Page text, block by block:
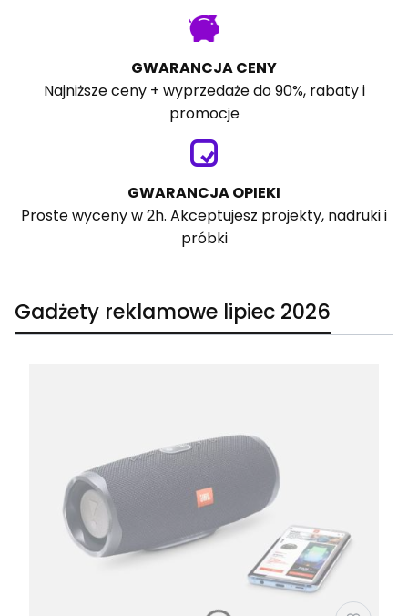
GWARANCJA CENY
Najniższe ceny + wyprzedaże do 90%, rabaty i
promocje
GWARANCJA OPIEKI
Proste wyceny w 2h. Akceptujesz projekty, nadruki i
próbki
Gadżety reklamowe lipiec 2026